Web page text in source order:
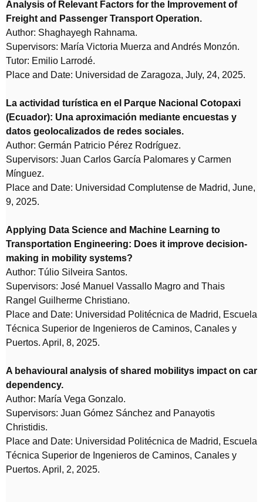
Analysis of Relevant Factors for the Improvement of
Freight and Passenger Transport Operation.
Author: Shaghayegh Rahnama.
Supervisors: María Victoria Muerza and Andrés Monzón.
Tutor: Emilio Larrodé.
Place and Date: Universidad de Zaragoza, July, 24, 2025.
La actividad turística en el Parque Nacional Cotopaxi
(Ecuador): Una aproximación mediante encuestas y
datos geolocalizados de redes sociales.
Author: Germán Patricio Pérez Rodríguez.
Supervisors: Juan Carlos García Palomares y Carmen
Mínguez.
Place and Date: Universidad Complutense de Madrid, June,
9, 2025.
Applying Data Science and Machine Learning to
Transportation Engineering: Does it improve decision-
making in mobility systems?
Author: Túlio Silveira Santos.
Supervisors: José Manuel Vassallo Magro and Thais
Rangel Guilherme Christiano.
Place and Date: Universidad Politécnica de Madrid, Escuela
Técnica Superior de Ingenieros de Caminos, Canales y
Puertos. April, 8, 2025.
A behavioural analysis of shared mobilitys impact on car
dependency.
Author: María Vega Gonzalo.
Supervisors: Juan Gómez Sánchez and Panayotis
Christidis.
Place and Date: Universidad Politécnica de Madrid, Escuela
Técnica Superior de Ingenieros de Caminos, Canales y
Puertos. April, 2, 2025.